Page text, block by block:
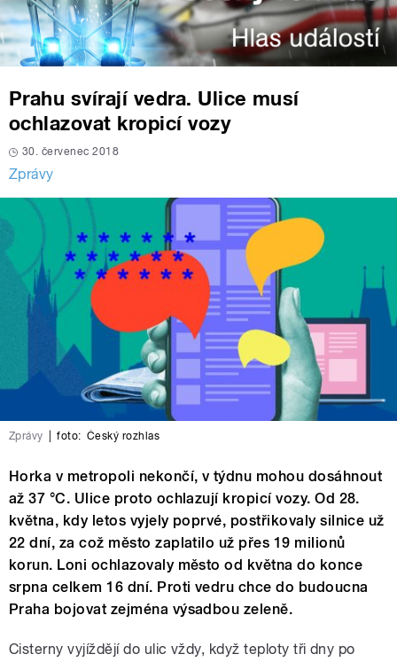
Prahu svírají vedra. Ulice musí
ochlazovat kropicí vozy
30. červenec 2018
Zprávy
Zprávy foto: Český rozhlas
Horka v metropoli nekončí, v týdnu mohou dosáhnout
až 37 °C. Ulice proto ochlazují kropicí vozy. Od 28.
května, kdy letos vyjely poprvé, postřikovaly silnice už
22 dní, za což město zaplatilo už přes 19 milionů
korun. Loni ochlazovaly město od května do konce
srpna celkem 16 dní. Proti vedru chce do budoucna
Praha bojovat zejména výsadbou zeleně.
Cisterny vyjíždějí do ulic vždy, když teploty tři dny po